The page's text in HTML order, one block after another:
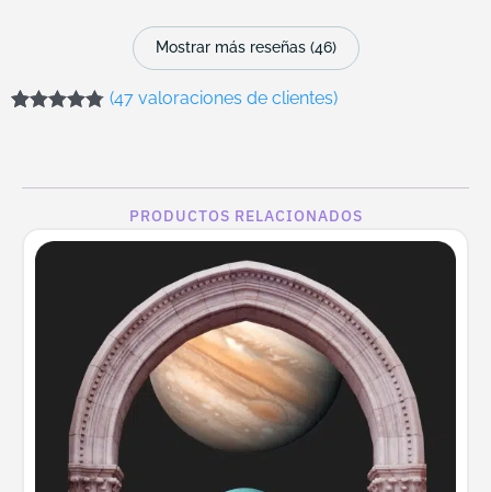
Mostrar más reseñas (46)
de clientes
(47 valoraciones de clientes)
PRODUCTOS RELACIONADOS